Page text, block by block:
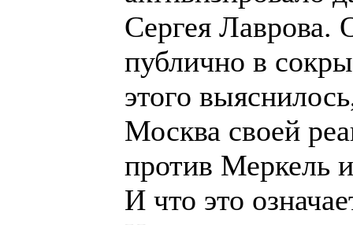
Сергея Лаврова.
публично в
этого
Москва своей
против Меркель
И что это